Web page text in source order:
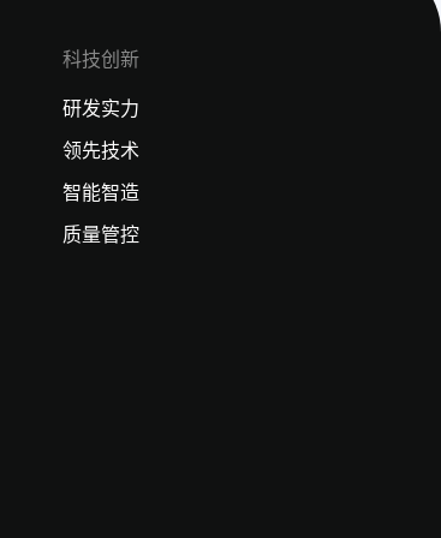
科技创新
研发实力
领先技术
智能智造
质量管控